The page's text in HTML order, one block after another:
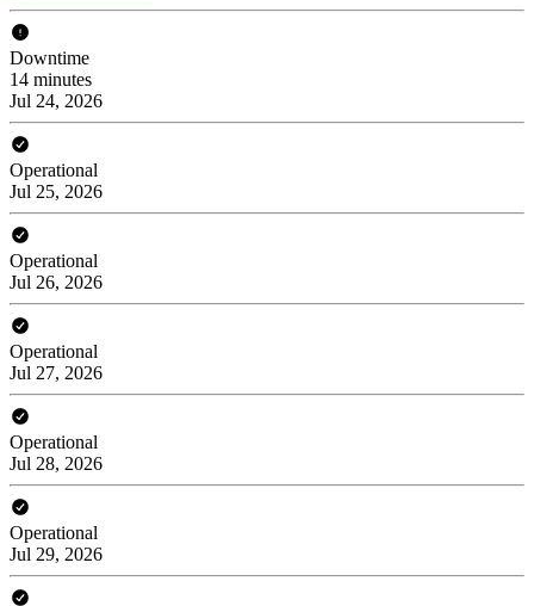
Downtime
14 minutes
Jul 24, 2026
Operational
Jul 25, 2026
Operational
Jul 26, 2026
Operational
Jul 27, 2026
Operational
Jul 28, 2026
Operational
Jul 29, 2026